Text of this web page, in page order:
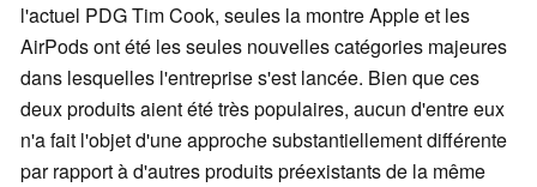
l'actuel PDG Tim Cook, seules la montre Apple et les
AirPods ont été les seules nouvelles catégories majeures
dans lesquelles l'entreprise s'est lancée. Bien que ces
deux produits aient été très populaires, aucun d'entre eux
n'a fait l'objet d'une approche substantiellement différente
par rapport à d'autres produits préexistants de la même